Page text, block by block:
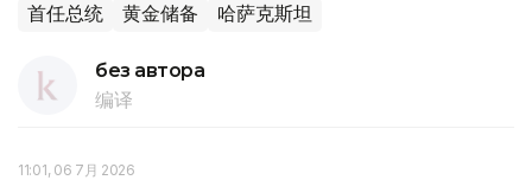
首任总统 黄金储备 哈萨克斯坦
без автора
编译
11:01, 06 7月 2026